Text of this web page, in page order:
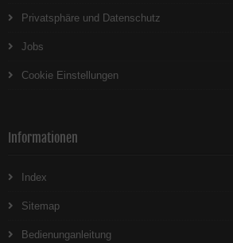
Privatsphäre und Datenschutz
Jobs
Cookie Einstellungen
Informationen
Index
Sitemap
Bedienunganleitung